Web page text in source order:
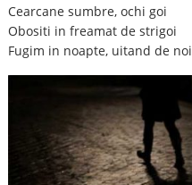
Cearcane sumbre, ochi goi
Obositi in freamat de strigoi
Fugim in noapte, uitand de noi